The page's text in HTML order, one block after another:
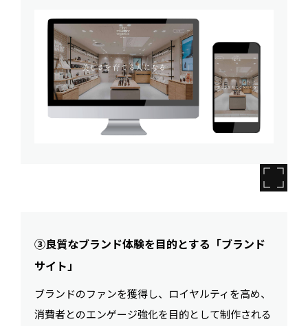
③良質なブランド体験を目的とする「ブランド
サイト」
ブランドのファンを獲得し、ロイヤルティを高め、
消費者とのエンゲージ強化を目的として制作される